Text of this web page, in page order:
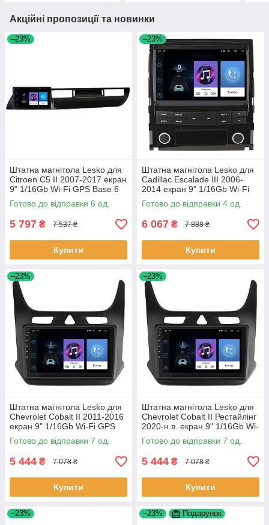
Акційні пропозиції та новинки
–23%
Штатна магнітола Lesko для
Citroen C5 II 2007-2017 екран
9" 1/16Gb Wi-Fi GPS Base 6
шт.
Готово до відправки 6 од.
5 797 ₴ 7 537 ₴
Купити
–23%
Штатна магнітола Lesko для
Cadillac Escalade III 2006-
2014 екран 9" 1/16Gb Wi-Fi
GPS Base Каміллак 4 шт.
Готово до відправки 4 од.
6 067 ₴ 7 888 ₴
Купити
–23%
Штатна магнітола Lesko для
Chevrolet Cobalt II 2011-2016
екран 9" 1/16Gb Wi-Fi GPS
Base Шевроле Кобальт 7 шт.
Готово до відправки 7 од.
5 444 ₴ 7 078 ₴
Купити
–23%
Штатна магнітола Lesko для
Chevrolet Cobalt II Рестайлінг
2020-н.в. екран 9" 1/16Gb Wi-
Fi GPS Base 7 шт.
Готово до відправки 7 од.
5 444 ₴ 7 078 ₴
Купити
–23% –23% Подарунок